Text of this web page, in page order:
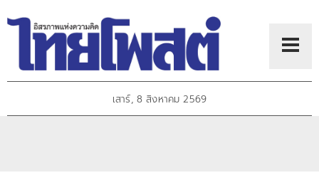
เสาร์, 8 สิงหาคม 2569